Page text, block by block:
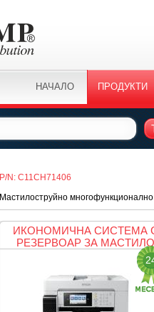
НАЧАЛО ПРОДУКТИ
P/N: C11CH71406
Мастилоструйно
ИКОНОМИЧНА СИСТЕМА
РЕЗЕРВОАР ЗА МАСТИЛО